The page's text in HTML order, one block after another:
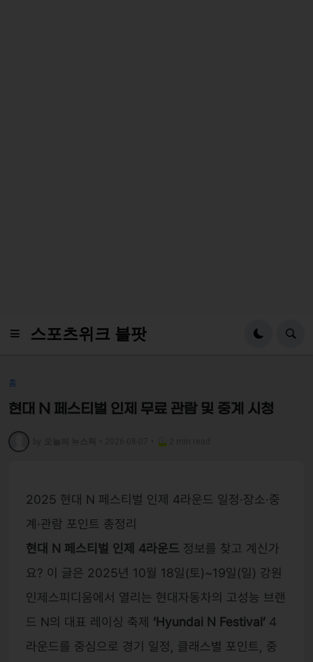
스포츠위크 블팟
홈
현대 N 페스티벌 인제 무료 관람 및 중계 시청
2025 현대 N 페스티벌 인제 4라운드 일정·장소·중
계·관람 포인트 총정리
현대 N 페스티벌 인제 4라운드정보를 찾고 계신가
요? 이 글은 2025년 10월 18일(토)~19일(일) 강원
인제스피디움에서 열리는 현대자동차의 고성능 브랜
드 N의 대표 레이싱 축제 ‘Hyundai N Festival’4
라운드를 중심으로 경기 일정, 클래스별 포인트, 중